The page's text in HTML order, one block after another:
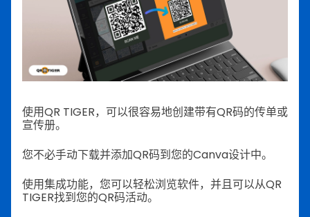
使用QR TIGER，可以很容易地创建带有QR码的传单或
宣传册。
您不必手动下载并添加QR码到您的Canva设计中。
使用集成功能，您可以轻松浏览软件，并且可以从QR
TIGER找到您的QR码活动。